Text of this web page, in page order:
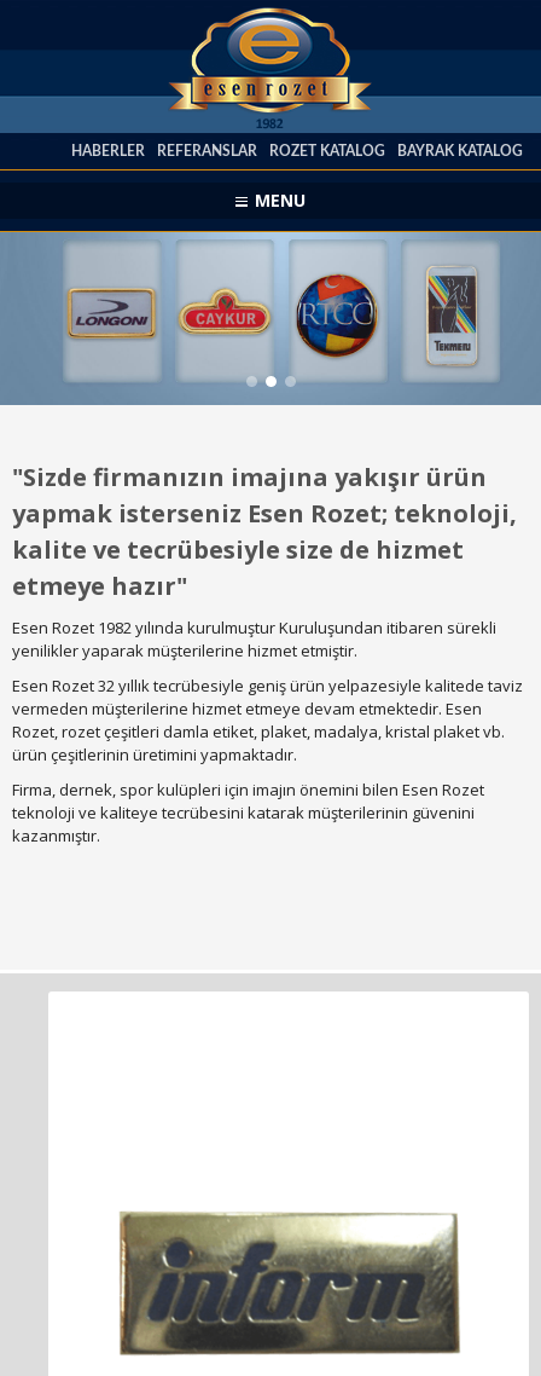
HABERLER REFERANSLAR ROZET KATALOG BAYRAK KATALOG
MENU
DAMLA ROZETLER
"Sizde firmanızın imajına yakışır ürün
yapmak isterseniz Esen Rozet; teknoloji,
kalite ve tecrübesiyle size de hizmet
etmeye hazır"
Esen Rozet 1982 yılında kurulmuştur Kuruluşundan itibaren sürekli
yenilikler yaparak müşterilerine hizmet etmiştir.
Esen Rozet 32 yıllık tecrübesiyle geniş ürün yelpazesiyle kalitede taviz
vermeden müşterilerine hizmet etmeye devam etmektedir. Esen
Rozet, rozet çeşitleri damla etiket, plaket, madalya, kristal plaket vb.
ürün çeşitlerinin üretimini yapmaktadır.
Firma, dernek, spor kulüpleri için imajın önemini bilen Esen Rozet
teknoloji ve kaliteye tecrübesini katarak müşterilerinin güvenini
kazanmıştır.